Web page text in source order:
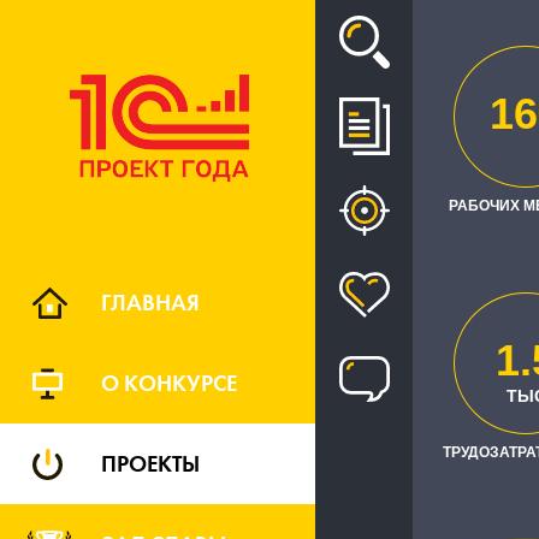
ГЛАВНАЯ
О КОНКУРСЕ
ПРОЕКТЫ
Проект
ПЕРЕВОД
РАБОЧИХ